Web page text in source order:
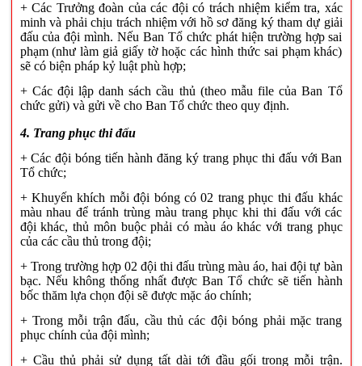
+ Các Trưởng đoàn của các đội có trách nhiệm kiểm tra, xác
minh và phải chịu trách nhiệm với hồ sơ đăng ký tham dự giải
đấu của đội mình. Nếu Ban Tổ chức phát hiện trường hợp sai
phạm (như làm giả giấy tờ hoặc các hình thức sai phạm khác)
sẽ có biện pháp kỷ luật phù hợp;
+ Các đội lập danh sách cầu thủ (theo mẫu file của Ban Tổ
chức gửi) và gửi về cho Ban Tổ chức theo quy định.
4. Trang phục thi đấu
+ Các đội bóng tiến hành đăng ký trang phục thi đấu với Ban
Tổ chức;
+ Khuyến khích mỗi đội bóng có 02 trang phục thi đấu khác
màu nhau để tránh trùng màu trang phục khi thi đấu với các
đội khác, thủ môn buộc phải có màu áo khác với trang phục
của các cầu thủ trong đội;
+ Trong trường hợp 02 đội thi đấu trùng màu áo, hai đội tự bàn
bạc. Nếu không thống nhất được Ban Tổ chức sẽ tiến hành
bốc thăm lựa chọn đội sẽ được mặc áo chính;
+ Trong mỗi trận đấu, cầu thủ các đội bóng phải mặc trang
phục chính của đội mình;
+ Cầu thủ phải sử dụng tất dài tới đầu gối trong mỗi trận.